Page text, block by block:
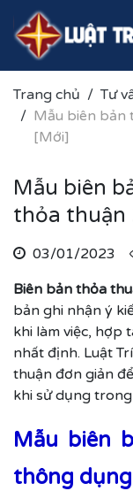
Trang chủ
Tư
Mẫu biên bản
[Mới]
Mẫu biên
thỏa thuận
03/01/2023
Biên bản thỏa
bản ghi nhận ý
khi làm việc, hợp
nhất định. Luật
thuận đơn giản
khi sử dụng
Mẫu biên
thông dụng